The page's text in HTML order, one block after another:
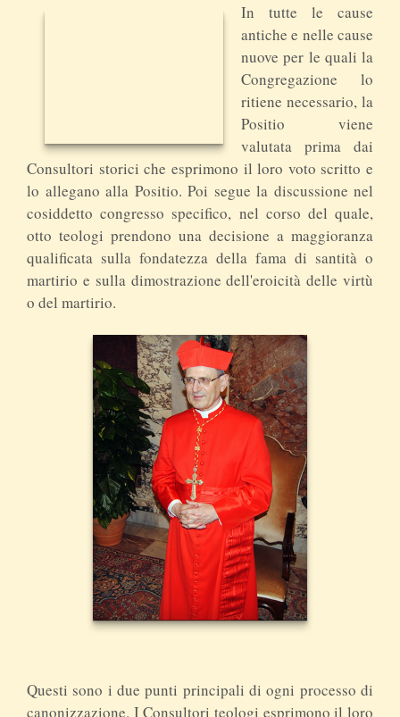
In tutte le cause
antiche e nelle cause
nuove per le quali la
Congregazione lo
ritiene necessario, la
Positio viene
valutata prima dai
Consultori storici che esprimono il loro voto scritto e
lo allegano alla Positio. Poi segue la discussione nel
cosiddetto congresso specifico, nel corso del quale,
otto teologi prendono una decisione a maggioranza
qualificata sulla fondatezza della fama di santità o
martirio e sulla dimostrazione dell'eroicità delle virtù
o del martirio.
Questi sono i due punti principali di ogni processo di
canonizzazione. I Consultori teologi esprimono il loro